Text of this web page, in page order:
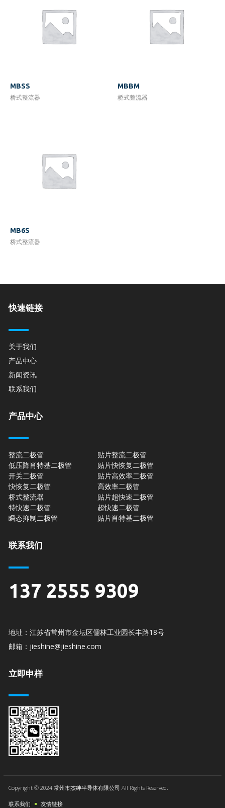
MBSS
桥式整流器
MBBM
桥式整流器
MB6S
桥式整流器
快速链接
关于我们
产品中心
新闻资讯
联系我们
产品中心
整流二极管
低压降肖特基二极管
开关二极管
快恢复二极管
桥式整流器
特快速二极管
瞬态抑制二极管
贴片整流二极管
贴片快恢复二极管
贴片高效率二极管
高效率二极管
贴片超快速二极管
超快速二极管
贴片肖特基二极管
联系我们
137 2555 9309
地址：江苏省常州市金坛区儒林工业园长丰路18号
邮箱：jieshine@jieshine.com
立即申样
Copyright © 2024 常州市杰绅半导体有限公司 All Rights Reserved.
联系我们 友情链接